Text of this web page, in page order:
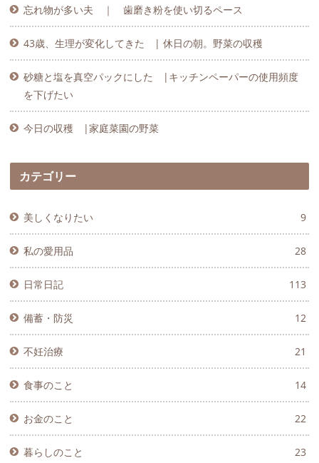
忘れ物が多い夫 ｜ 歯磨き粉を使い切るペース
43歳、生理が変化してきた | 休日の朝。野菜の収穫
砂糖と塩を真空パックにした |キッチンペーパーの使用頻度
を下げたい
今日の収穫 |家庭菜園の野菜
カテゴリー
美しくなりたい 9
私の愛用品 28
日常日記 113
備蓄・防災 12
不妊治療 21
食事のこと 14
お金のこと 22
暮らしのこと 23